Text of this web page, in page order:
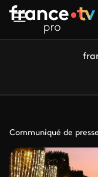
Aller au contenu
Communiqué de presse